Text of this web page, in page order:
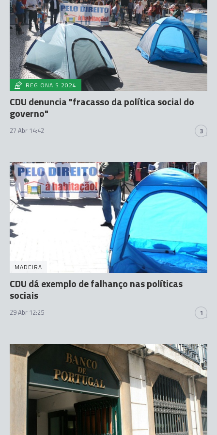
REGIONAIS 2024
CDU denuncia "fracasso da política social do
governo"
27 Abr 14:42 3
MADEIRA
CDU dá exemplo de falhanço nas políticas
sociais
29 Abr 12:25 1